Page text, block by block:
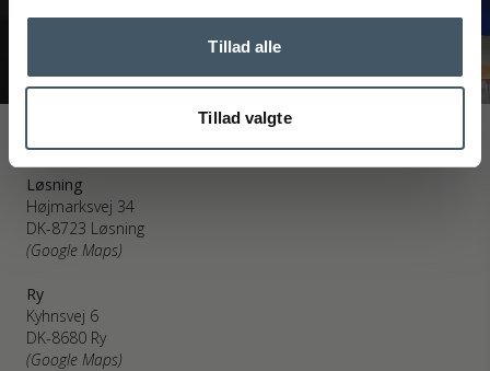
Tillad alle
Tillad valgte
Interiør A/S
Løsning
Højmarksvej 34
DK-8723 Løsning
(Google Maps)
Ry
Kyhnsvej 6
DK-8680 Ry
(Google Maps)